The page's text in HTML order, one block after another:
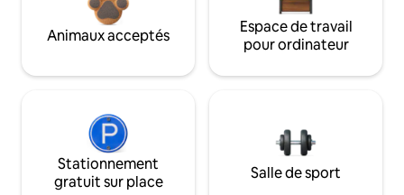
Animaux acceptés
Espace de travail
pour ordinateur
Stationnement
gratuit sur place
Salle de sport